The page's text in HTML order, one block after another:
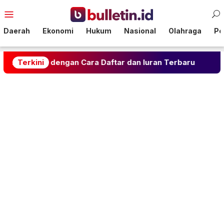
ke
Mobile
Daerah Ekonomi Hukum Nasional Olahraga
TerkiniCara Daftar dan Iuran Terbaru Rahasia